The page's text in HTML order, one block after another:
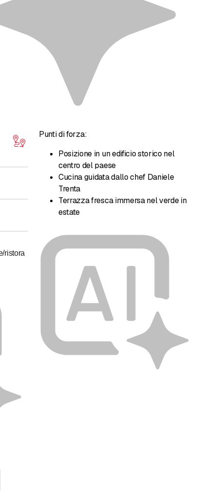
ristora
Punti di forza:
Posizione in un edificio storico nel
centro del paese
Cucina guidata dallo chef Daniele
Trenta
Terrazza fresca immersa nel verde in
estate